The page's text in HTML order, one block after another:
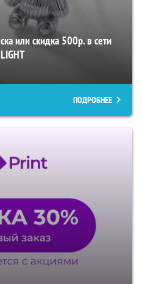
или скидка 500р. в сети
ПОДРОБНЕЕ